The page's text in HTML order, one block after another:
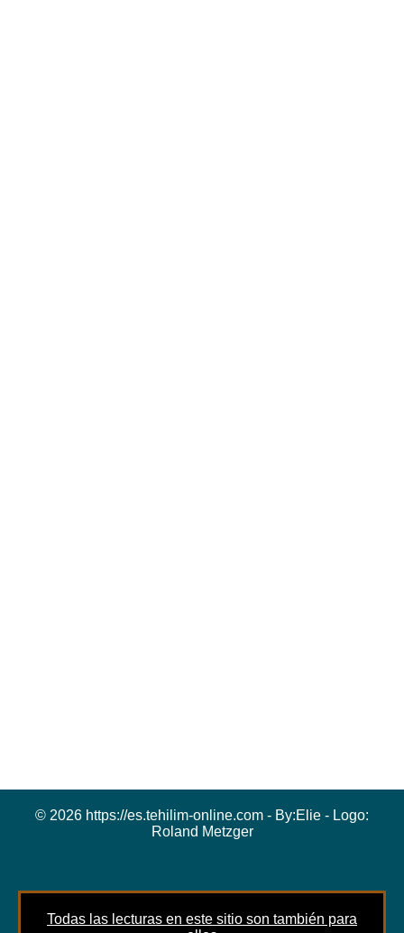
© 2026 https://es.tehilim-online.com - By:Elie - Logo:
Roland Metzger
Todas las lecturas en este sitio son también para